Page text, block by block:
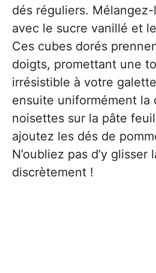
dés réguliers.
avec le sucre vanillé et
Ces cubes dorés
doigts, promettant une
irrésistible à votre
ensuite uniformément la
noisettes sur la pâte
ajoutez les dés de
N’oubliez pas d’y glisser
discrètement !